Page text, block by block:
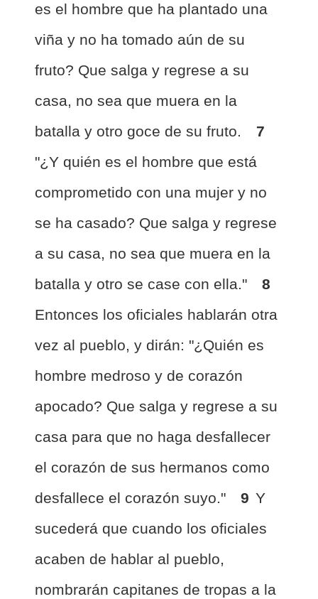
es el hombre que ha plantado una
viña y no ha tomado aún de su
fruto? Que salga y regrese a su
casa, no sea que muera en la
batalla y otro goce de su fruto.
7
"¿Y quién es el hombre que está
comprometido con una mujer y no
se ha casado? Que salga y regrese
a su casa, no sea que muera en la
batalla y otro se case con ella."
8
Entonces los oficiales hablarán otra
vez al pueblo, y dirán: "¿Quién es
hombre medroso y de corazón
apocado? Que salga y regrese a su
casa para que no haga desfallecer
el corazón de sus hermanos como
desfallece el corazón suyo."
9 Y
sucederá que cuando los oficiales
acaben de hablar al pueblo,
nombrarán capitanes de tropas a la